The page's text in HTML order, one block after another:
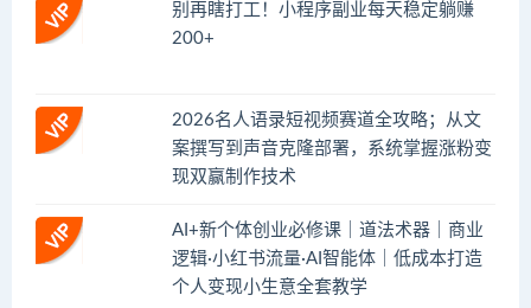
别再瞎打工！小程序副业每天稳定躺赚
200+
2026名人语录短视频赛道全攻略；从文
案撰写到声音克隆部署，系统掌握涨粉变
现双赢制作技术
AI+新个体创业必修课｜道法术器｜商业
逻辑·小红书流量·AI智能体｜低成本打造
个人变现小生意全套教学